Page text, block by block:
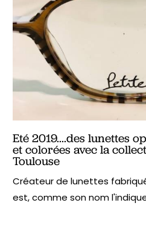
Eté 2019....des lunettes
et colorées avec la
Toulouse
Créateur de lunettes
est, comme son nom